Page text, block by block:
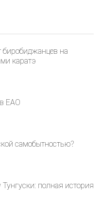
биробиджанцев на
каратэ
ЕАО
самобытностью?
полная история